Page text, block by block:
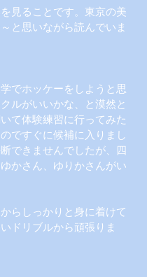
見ることです。東京の美
と思いながら読んでいま
でホッケーをしようと思
ルがいいかな、と漠然と
て体験練習に行ってみた
ですぐに候補に入りまし
できませんでしたが、四
かさん、ゆりかさんがい
らしっかりと身に着けて
ドリブルから頑張りま